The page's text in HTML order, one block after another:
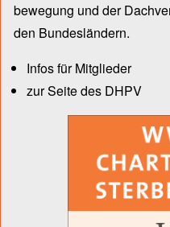
bewegung und der
den Bun­des­län­dern.
Infos für Mitglieder
zur Seite des DHPV